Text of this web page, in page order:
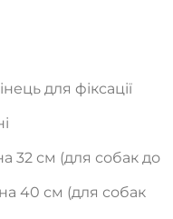
для фіксації
32 см (для собак до
40 см (для собак